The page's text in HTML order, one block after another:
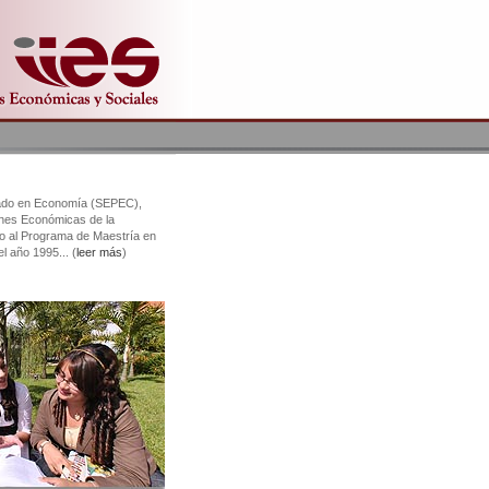
en Economía (SEPEC),
Económicas de la
al Programa de Maestría en
año 1995... (leer más)